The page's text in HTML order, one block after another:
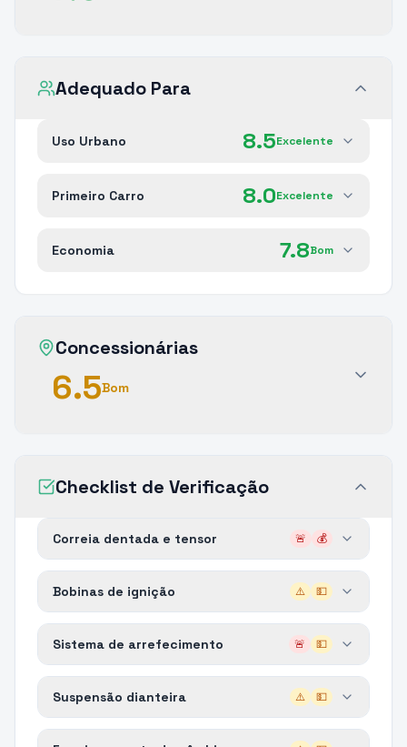
Adequado Para
Uso Urbano 8.5Excelente
Primeiro Carro 8.0Excelente
Economia 7.8Bom
Concessionárias
6.5Bom
Checklist de Verificação
Correia dentada e tensor 🚨 💰
Bobinas de ignição ⚠️ 💵
Sistema de arrefecimento 🚨 💵
Suspensão dianteira ⚠️ 💵